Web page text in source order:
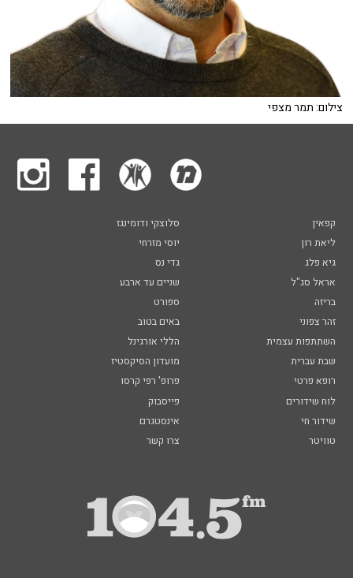
צילום: תמר מצפי
קפאין
סלוצקי ודומינגז
ליאת רון
יוסי מזרחי
גיא פלג
גדי נס
אראל סג"ל
שניים עד ארבע
בריזה
ספורט
זהר צפוני
באים בטוב
השתתפות עצמית
הללי אורגינל
שבת עברית
מועדון הסיקסטיז
רופא פרטי
פרופ' רפי קרסו
לוח שידורים
פייסבוק
שידור חי
אינסטגרם
טוויטר
צרו קשר